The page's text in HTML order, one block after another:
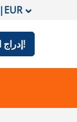
|EUR
إدراج الإعلان!